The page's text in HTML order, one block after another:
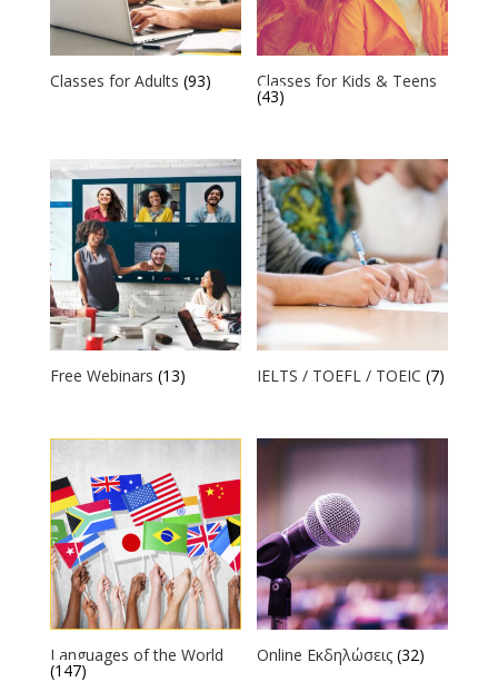
Classes for Adults (93) Classes for Kids & Teens
(43)
Free Webinars (13) IELTS / TOEFL / TOEIC(7)
Languages of the World
(147)
Online Εκδηλώσεις(32)